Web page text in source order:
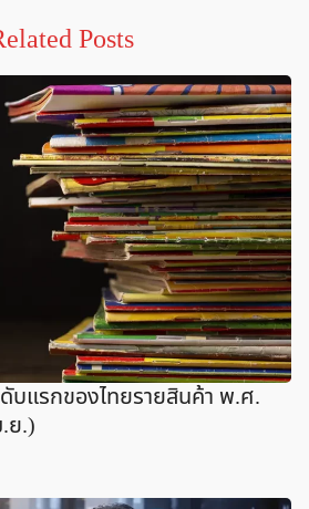
Posts
บแรกของไทยรายสินค้า พ.ศ.
ย.)